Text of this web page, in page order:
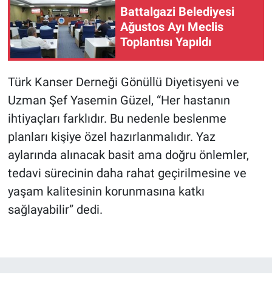
Battalgazi Belediyesi
Ağustos Ayı Meclis
Toplantısı Yapıldı
Türk Kanser Derneği Gönüllü Diyetisyeni ve
Uzman Şef Yasemin Güzel, “Her hastanın
ihtiyaçları farklıdır. Bu nedenle beslenme
planları kişiye özel hazırlanmalıdır. Yaz
aylarında alınacak basit ama doğru önlemler,
tedavi sürecinin daha rahat geçirilmesine ve
yaşam kalitesinin korunmasına katkı
sağlayabilir” dedi.